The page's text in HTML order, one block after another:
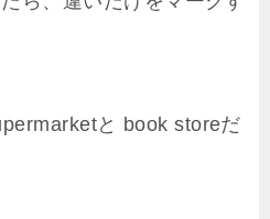
と book storeだ